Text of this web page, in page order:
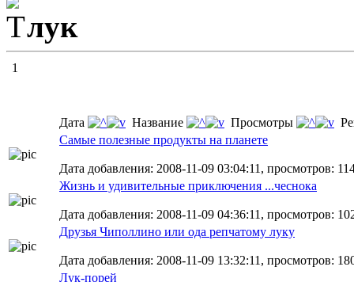
лук
1
Дата Название Просмотры
Самые полезные продукты на планете
Дата добавления: 2008-11-09 03:04:11, просмотров:
Жизнь и удивительные приключения ...чеснока
Дата добавления: 2008-11-09 04:36:11, просмотров:
Друзья Чиполлино или ода репчатому луку
Дата добавления: 2008-11-09 13:32:11, просмотров:
Лук-порей